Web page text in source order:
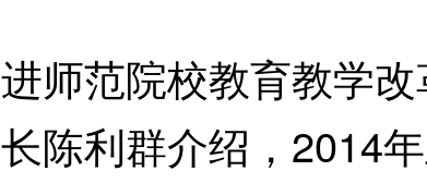
范院校教育教学改
陈利群介绍，2014年